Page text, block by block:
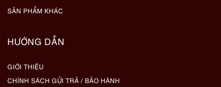
SẢN PHẨM KHÁC
HƯỚNG DẪN
GIỚI THIỆU
CHÍNH SÁCH GỬI TRẢ / BẢO HÀNH